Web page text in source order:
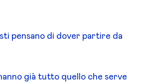
pensano di dover partire da
già tutto quello che serve